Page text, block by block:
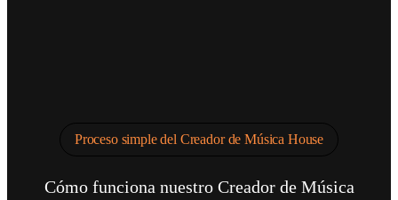
Proceso simple del Creador de Música House
Cómo funciona nuestro Creador de Música